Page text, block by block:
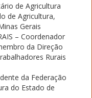
de Agricultura
de Agricultura,
Gerais
– Coordenador
da Direção
Rurais
da Federação
do Estado de